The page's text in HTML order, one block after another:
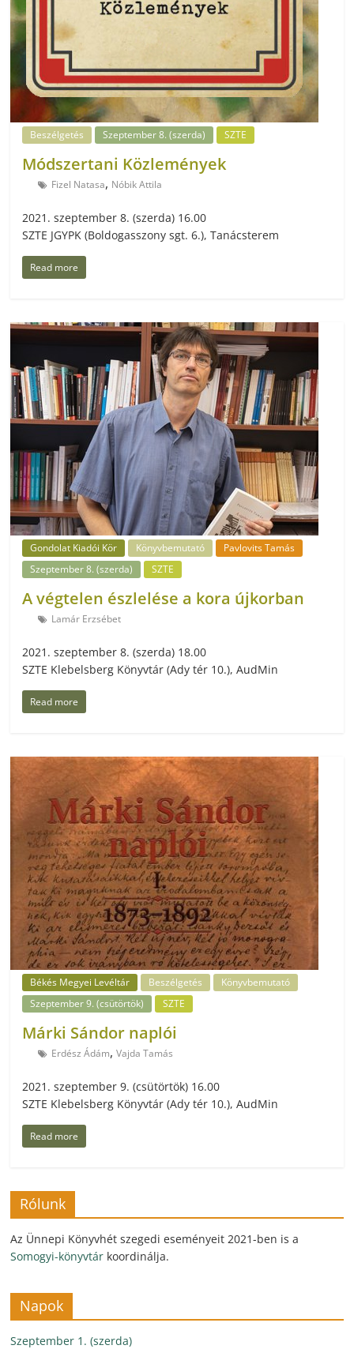
Beszélgetés Szeptember 8. (szerda) SZTE
Módszertani Közlemények
Fizel Natasa, Nóbik Attila
2021. szeptember 8. (szerda) 16.00
SZTE JGYPK (Boldogasszony sgt. 6.), Tanácsterem
Read more
Gondolat Kiadói Kör Könyvbemutató
Pavlovits Tamás
Szeptember 8. (szerda)
SZTE
A végtelen észlelése a kora újkorban
Lamár Erzsébet
2021. szeptember 8. (szerda) 18.00
SZTE Klebelsberg Könyvtár (Ady tér 10.), AudMin
Read more
Békés Megyei Levéltár Beszélgetés
Könyvbemutató
Szeptember 9. (csütörtök)
SZTE
Márki Sándor naplói
Erdész Ádám,Vajda Tamás
2021. szeptember 9. (csütörtök) 16.00
SZTE Klebelsberg Könyvtár (Ady tér 10.), AudMin
Read more
Rólunk
Az Ünnepi Könyvhét szegedi eseményeit 2021-ben is a
Somogyi-könyvtár koordinálja.
Napok
Szeptember 1. (szerda)